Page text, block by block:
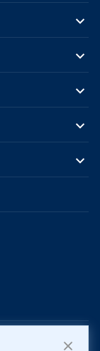
г. Калининград,